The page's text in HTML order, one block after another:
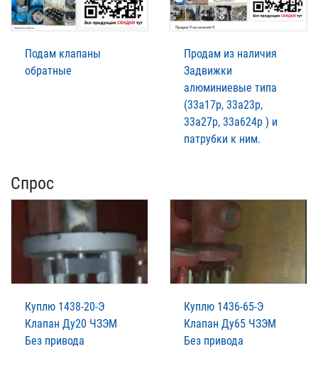
Подам клапаны
обратные
Продам из наличия
Задвижки
алюминиевые типа
(33а17р, 33а23р,
33а27р, 33а624р ) и
патрубки к ним.
Спрос
Куплю 1438-20-Э
Клапан Ду20 ЧЗЭМ
Без привода
Куплю 1436-65-Э
Клапан Ду65 ЧЗЭМ
Без привода